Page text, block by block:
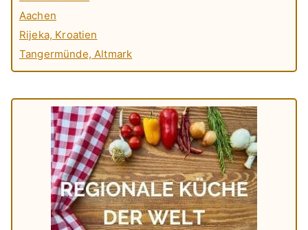
Aachen
Rijeka, Kroatien
Tangermünde, Altmark